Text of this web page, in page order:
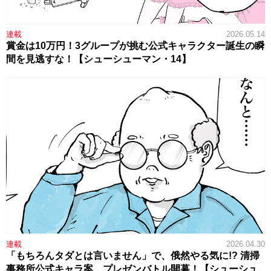
連載 2026.05.14
賞金は10万円！3グループが挑む公式キャラクター誕生の瞬
間を見逃すな！【シューシューマン・14】
連載 2026.04.30
「もちろんタダとは言いません」で、俄然やる気に!? 清掃
事務所公式キャラ案、プレゼンバトル開幕！【シューシュ